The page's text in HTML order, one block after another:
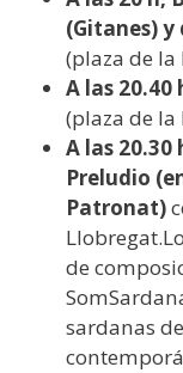
(Gitanes) y
(plaza de la
A las
(plaza de la
A las 20.30
Preludio
Patronat)
de
sardanas